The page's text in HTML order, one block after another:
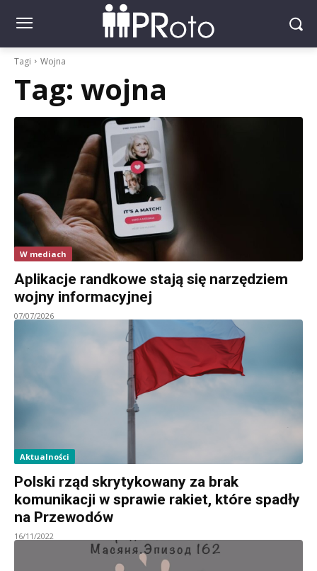
Tagi Wojna
Tag: wojna
W mediach
Aplikacje randkowe stają się narzędziem
wojny informacyjnej
07/07/2026
Aktualności
Polski rząd skrytykowany za brak
komunikacji w sprawie rakiet, które spadły
na Przewodów
16/11/2022